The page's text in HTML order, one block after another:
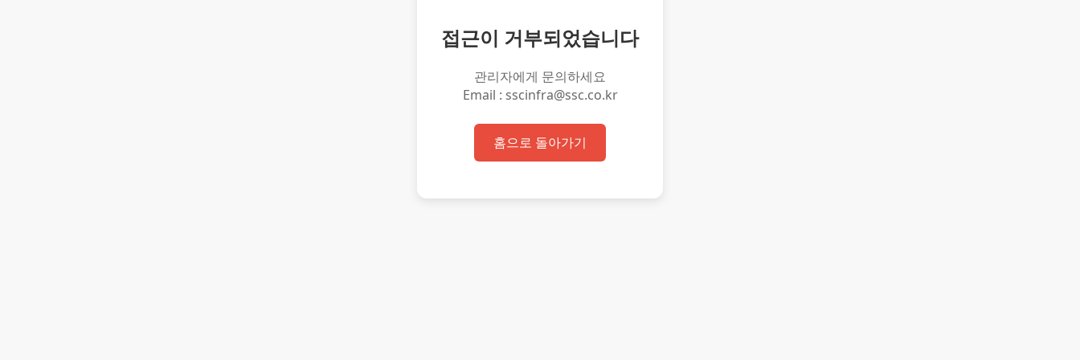
접근이 거부되었습니다
관리자에게 문의하세요
Email : sscinfra@ssc.co.kr
홈으로 돌아가기